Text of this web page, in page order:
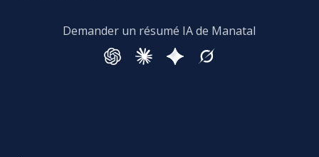
Demander un résumé IA de Manatal